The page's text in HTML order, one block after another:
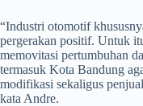
“Industri otomotif
pergerakan positif. Untuk
memovitasi pertumbuhan
termasuk Kota Bandung
modifikasi sekaligus
kata Andre.